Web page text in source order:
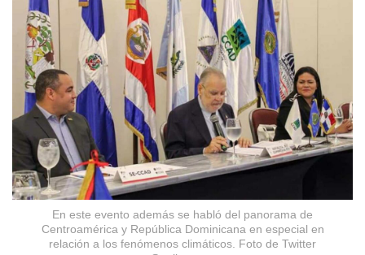
En este evento además se habló del panorama de
Centroamérica y República Dominicana en especial en
relación a los fenómenos climáticos. Foto de Twitter